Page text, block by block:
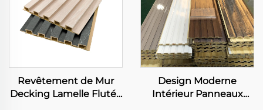
Joint
Revêtement de Mur
Decking Lamelle Flutée
Design Moderne
Intérieur Panneaux